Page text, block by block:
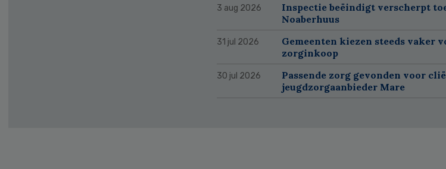
3 aug 2026
Inspectie beëindigt verscherpt
Noaberhuus
31 jul 2026
Gemeenten kiezen steeds vaker
zorginkoop
30 jul 2026
Passende zorg gevonden voor
jeugdzorgaanbieder Mare